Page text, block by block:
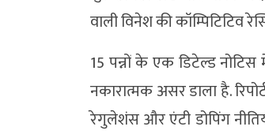
वाली विनेश की कॉम्पिटिटिव
15 पन्नों के एक डिटेल्ड नोटिस
नकारात्मक असर डाला है.
रेगुलेशंस और एंटी डोपिंग